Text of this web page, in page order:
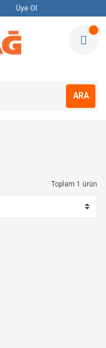
Üye Ol
ARA
Toplam 1 ürün